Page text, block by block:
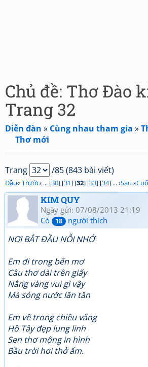
Chủ đề: Thơ Đào
Trang 32
Diễn đàn » Cùng nhau tham gia »
Thơ mới
Trang /85 (843 bài viết)
Đầu«Trước‹ ... [30] [31] [32] [33] [34] ... ›Sau »
KIM QUY
Ngày gửi: 07/08/2013 21:19
Có
18 người thích
NƠI BẮT ĐẦU NỖI NHỚ
Em đi trong bến mơ
Câu thơ dài trên giấy
Nắng vàng vui gì vậy
Mà sóng nước lăn tăn
Em về trong chiều vắng
Hồ Tây đẹp lung linh
Sen thơ mộng in hình
Bầu trời hơi thở ấm.